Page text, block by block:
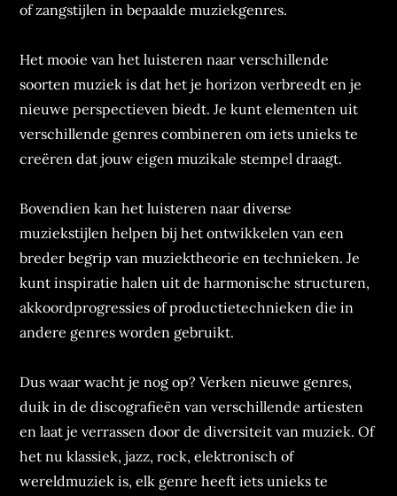
of zangstijlen in bepaalde muziekgenres.
Het mooie van het luisteren naar verschillende
soorten muziek is dat het je horizon verbreedt en je
nieuwe perspectieven biedt. Je kunt elementen uit
verschillende genres combineren om iets unieks te
creëren dat jouw eigen muzikale stempel draagt.
Bovendien kan het luisteren naar diverse
muziekstijlen helpen bij het ontwikkelen van een
breder begrip van muziektheorie en technieken. Je
kunt inspiratie halen uit de harmonische structuren,
akkoordprogressies of productietechnieken die in
andere genres worden gebruikt.
Dus waar wacht je nog op? Verken nieuwe genres,
duik in de discografieën van verschillende artiesten
en laat je verrassen door de diversiteit van muziek. Of
het nu klassiek, jazz, rock, elektronisch of
wereldmuziek is, elk genre heeft iets unieks te